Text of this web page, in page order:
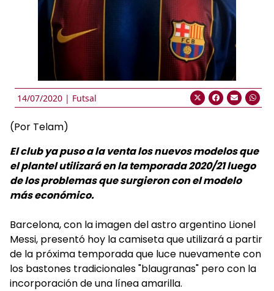
14/07/2020 | Futsal
(Por Telam)
El club ya puso a la venta los nuevos modelos que
el plantel utilizará en la temporada 2020/21 luego
de los problemas que surgieron con el modelo
más económico.
Barcelona, con la imagen del astro argentino Lionel
Messi, presentó hoy la camiseta que utilizará a partir
de la próxima temporada que luce nuevamente con
los bastones tradicionales "blaugranas" pero con la
incorporación de una línea amarilla.